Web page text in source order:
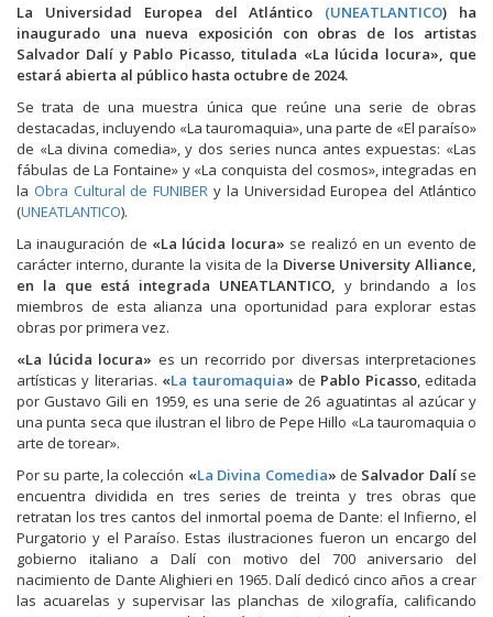
La Universidad Europea del Atlántico (UNEATLANTICO) ha
inaugurado una nueva exposición con obras de los artistas
Salvador Dalí y Pablo Picasso, titulada «La lúcida locura», que
estará abierta al público hasta octubre de 2024.
Se trata de una muestra única que reúne una serie de obras
destacadas, incluyendo «La tauromaquia», una parte de «El paraíso»
de «La divina comedia», y dos series nunca antes expuestas: «Las
fábulas de La Fontaine» y «La conquista del cosmos», integradas en
la Obra Cultural de FUNIBER y la Universidad Europea del Atlántico
(UNEATLANTICO).
La inauguración de «La lúcida locura» se realizó en un evento de
carácter interno, durante la visita de la Diverse University Alliance,
en la que está integrada UNEATLANTICO, y brindando a los
miembros de esta alianza una oportunidad para explorar estas
obras por primera vez.
«La lúcida locura» es un recorrido por diversas interpretaciones
artísticas y literarias. «La tauromaquia» de Pablo Picasso, editada
por Gustavo Gili en 1959, es una serie de 26 aguatintas al azúcar y
una punta seca que ilustran el libro de Pepe Hillo «La tauromaquia o
arte de torear».
Por su parte, la colección «La Divina Comedia» de Salvador Dalíse
encuentra dividida en tres series de treinta y tres obras que
retratan los tres cantos del inmortal poema de Dante: el Infierno, el
Purgatorio y el Paraíso. Estas ilustraciones fueron un encargo del
gobierno italiano a Dalí con motivo del 700 aniversario del
nacimiento de Dante Alighieri en 1965. Dalí dedicó cinco años a crear
las acuarelas y supervisar las planchas de xilografía, calificando